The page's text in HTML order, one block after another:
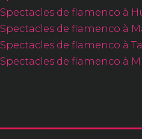
Spectacles de flamenco à
Spectacles de flamenco à
Spectacles de flamenco à
Spectacles de flamenco à